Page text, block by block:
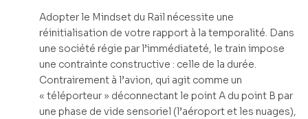
Adopter le Mindset du Rail nécessite une
réinitialisation de votre rapport à la temporalité. Dans
une société régie par l’immédiateté, le train impose
une contrainte constructive : celle de la durée.
Contrairement à l’avion, qui agit comme un
« téléporteur » déconnectant le point A du point B par
une phase de vide sensoriel (l’aéroport et les nuages),